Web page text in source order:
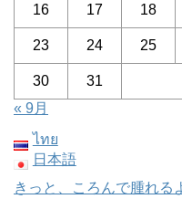
16 17 18
23 24 25
30
31
« 9月
ไทย
日本語
きっと、ころんで腫れる